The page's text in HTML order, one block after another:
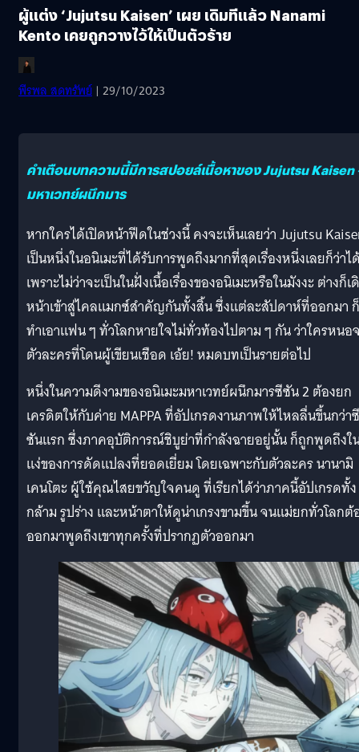
ผู้แต่ง ‘Jujutsu Kaisen’ เผย เดิมทีแล้ว Nanami
Kento เคยถูกวางไว้ให้เป็นตัวร้าย
พีรพล สดทรัพย์ | 29/10/2023
คำเตือนบทความนี้มีการสปอยล์เนื้อหาของ Jujutsu Kaisen
มหาเวทย์ผนึกมาร
หากใครได้เปิดหน้าฟีดในช่วงนี้ คงจะเห็นเลยว่า Jujutsu
เป็นหนึ่งในอนิเมะที่ได้รับการพูดถึงมากที่สุดเรื่องหนึ่งเลยก็ว่าไ
เพราะไม่ว่าจะเป็นในฝั่งเนื้อเรื่องของอนิเมะหรือในมังงะ ต่างก็เ
หน้าเข้าสู่ไคลแมกซ์สำคัญกันทั้งสิ้น ซึ่งแต่ละสัปดาห์ที่ออกมา ก็
ทำเอาแฟน ๆ ทั่วโลกหายใจไม่ทั่วท้องไปตาม ๆ กัน ว่าใครหนอ
ตัวละครที่โดนผู้เขียนเชือด เอ้ย! หมดบทเป็นรายต่อไป
หนึ่งในความดีงามของอนิเมะมหาเวทย์ผนึกมารซีซัน 2 ต้องยก
เครดิตให้กับค่าย MAPPA ที่อัปเกรดงานภาพให้ไหลลื่นขึ้นกว่าซี
ซันแรก ซึ่งภาคอุบัติการณ์ชิบูย่าที่กำลังฉายอยู่นั้น ก็ถูกพูดถึงใ
แง่ของการดัดแปลงที่ยอดเยี่ยม โดยเฉพาะกับตัวละคร นานามิ
เคนโตะ ผู้ใช้คุณไสยขวัญใจคนดู ที่เรียกได้ว่าภาคนี้อัปเกรดทั้ง
กล้าม รูปร่าง และหน้าตาให้ดูน่าเกรงขามขึ้น จนแม่ยกทั่วโลกต้
ออกมาพูดถึงเขาทุกครั้งที่ปรากฏตัวออกมา